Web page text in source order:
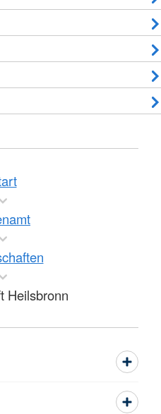
Heilsbronn